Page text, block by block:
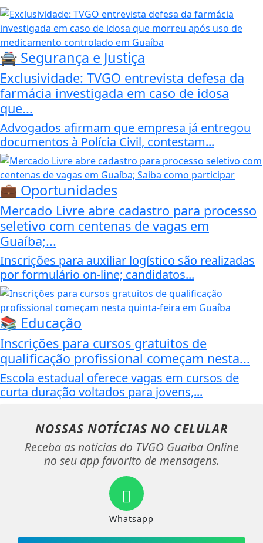
🚔 Segurança e Justiça
Exclusividade: TVGO entrevista defesa da
farmácia investigada em caso de idosa
que...
Advogados afirmam que empresa já entregou
documentos à Polícia Civil, contestam...
💼 Oportunidades
Mercado Livre abre cadastro para processo
seletivo com centenas de vagas em
Guaíba;...
Inscrições para auxiliar logístico são realizadas
por formulário on-line; candidatos...
📚 Educação
Inscrições para cursos gratuitos de
qualificação profissional começam nesta...
Escola estadual oferece vagas em cursos de
curta duração voltados para jovens,...
NOSSAS NOTÍCIAS NO CELULAR
Receba as notícias do TVGO Guaíba Online
no seu app favorito de mensagens.
Whatsapp